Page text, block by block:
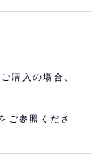
購入の場合、
ご参照くださ